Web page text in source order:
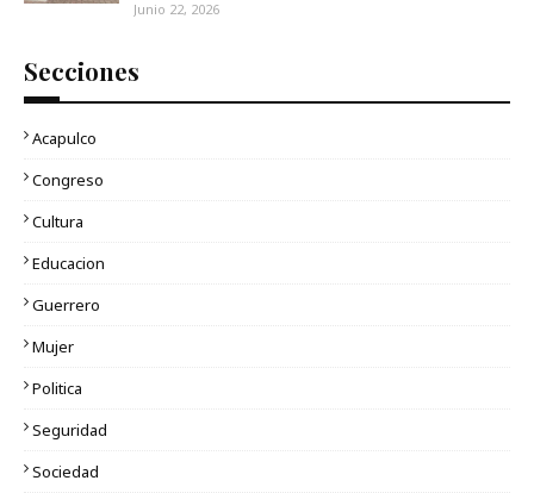
Junio 22, 2026
Secciones
Acapulco
Congreso
Cultura
Educacion
Guerrero
Mujer
Politica
Seguridad
Sociedad